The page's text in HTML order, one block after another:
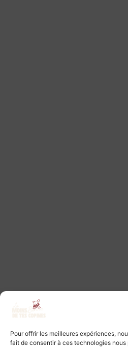
Pour offrir les meilleures expériences,
fait de consentir à ces technologies